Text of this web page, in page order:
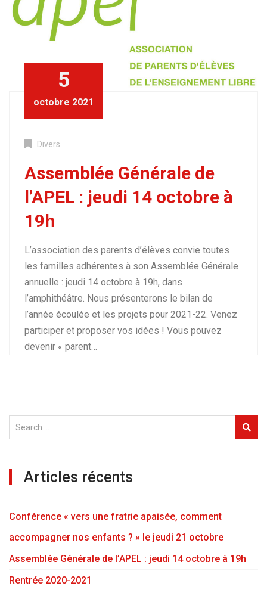
5
octobre 2021
Divers
Assemblée Générale de
l’APEL : jeudi 14 octobre à
19h
L’association des parents d’élèves convie toutes
les familles adhérentes à son Assemblée Générale
annuelle : jeudi 14 octobre à 19h, dans
l’amphithéâtre. Nous présenterons le bilan de
l’année écoulée et les projets pour 2021-22. Venez
participer et proposer vos idées ! Vous pouvez
devenir « parent…
Articles récents
Conférence « vers une fratrie apaisée, comment
accompagner nos enfants ? » le jeudi 21 octobre
Assemblée Générale de l’APEL : jeudi 14 octobre à 19h
Rentrée 2020-2021